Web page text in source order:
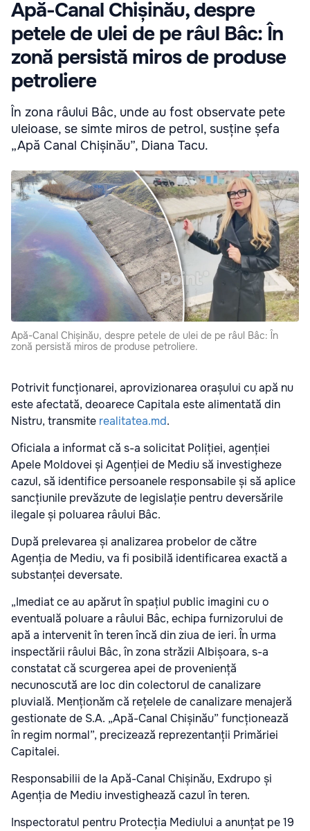
Apă-Canal Chișinău, despre
petele de ulei de pe râul Bâc: În
zonă persistă miros de produse
petroliere
În zona râului Bâc, unde au fost observate pete
uleioase, se simte miros de petrol, susține șefa
„Apă Canal Chișinău”, Diana Tacu.
Apă-Canal Chișinău, despre petele de ulei de pe râul Bâc: În
zonă persistă miros de produse petroliere.
Potrivit funcționarei, aprovizionarea orașului cu apă nu
este afectată, deoarece Capitala este alimentată din
Nistru, transmite realitatea.md.
Oficiala a informat că s-a solicitat Poliției, agenției
Apele Moldovei și Agenției de Mediu să investigheze
cazul, să identifice persoanele responsabile și să aplice
sancțiunile prevăzute de legislație pentru deversările
ilegale și poluarea râului Bâc.
După prelevarea și analizarea probelor de către
Agenția de Mediu, va fi posibilă identificarea exactă a
substanței deversate.
„Imediat ce au apărut în spațiul public imagini cu o
eventuală poluare a râului Bâc, echipa furnizorului de
apă a intervenit în teren încă din ziua de ieri. În urma
inspectării râului Bâc, în zona străzii Albișoara, s-a
constatat că scurgerea apei de proveniență
necunoscută are loc din colectorul de canalizare
pluvială. Menționăm că rețelele de canalizare menajeră
gestionate de S.A. „Apă-Canal Chișinău” funcționează
în regim normal”, precizează reprezentanții Primăriei
Capitalei.
Responsabilii de la Apă-Canal Chișinău, Exdrupo și
Agenția de Mediu investighează cazul în teren.
Inspectoratul pentru Protecția Mediului a anunțat pe 19